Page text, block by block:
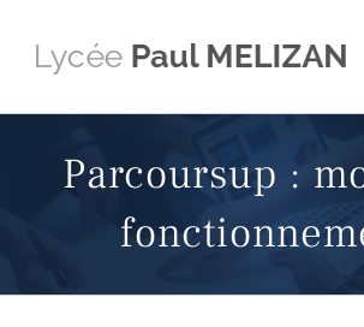
Parcoursup :